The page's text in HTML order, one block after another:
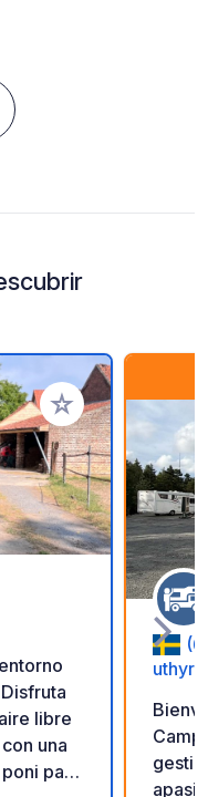
Añadir a tus
libre
una
para
Camping.